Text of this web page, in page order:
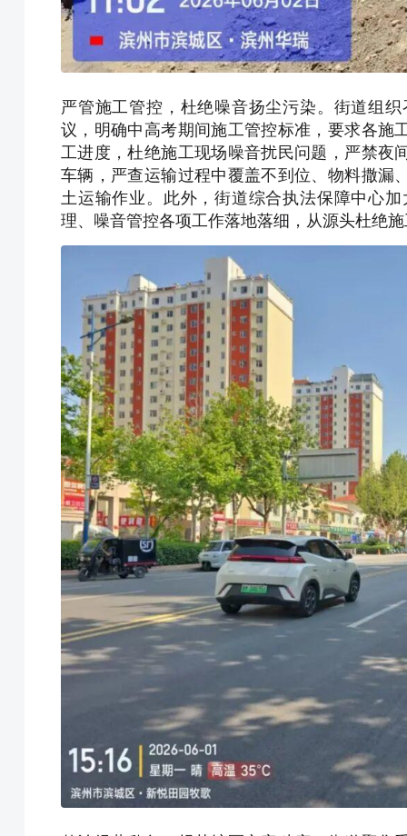
严管施工管控，杜绝噪音扬尘污染。街道组
议，明确中高考期间施工管控标准，要求各施
工进度，杜绝施工现场噪音扰民问题，严禁夜
车辆，严查运输过程中覆盖不到位、物料撒漏
土运输作业。此外，街道综合执法保障中心
理、噪音管控各项工作落地落细，从源头杜绝